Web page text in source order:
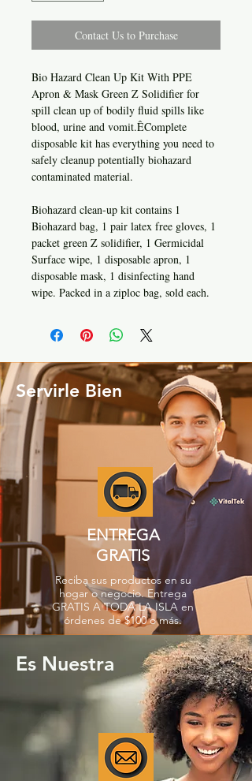
Contact Us to Purchase
Bio Hazard Clean Up Kit With PPE
Apron & Mask Green Z Solidifier for
spill clean up of bodily fluid spills like
blood, urine and vomit.ÊComplete
disposable kit has everything you need to
safely cleanup potentially biohazard
contaminated material.
Biohazard clean-up kit contains 1
Biohazard bag, 1 pair latex free gloves, 1
packet green Z solidifier, 1 Germicidal
Surface wipe, 1 disposable apron, 1
disposable mask, 1 disinfecting hand
wipe. Packed in a ziploc bag, sold each.
Servirle Bien
ENTREGA
GRATIS
Reciba sus productos en su
hogar o negocio. Entrega
GRATIS A TODA LA ISLA en
órdenes de $100 o más.
Es Nuestra